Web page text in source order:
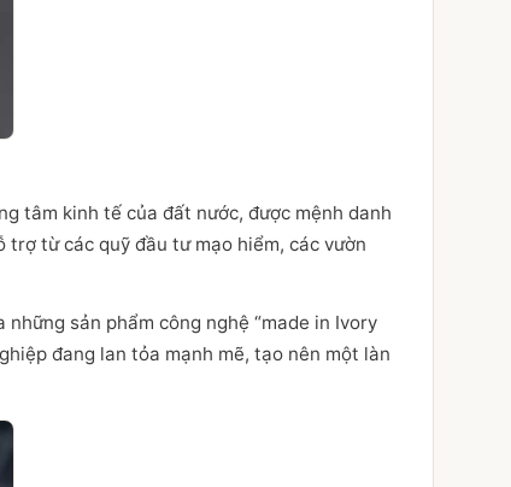
tâm kinh tế của đất nước, được mệnh danh
trợ từ các quỹ đầu tư mạo hiểm, các vườn
sản phẩm công nghệ “made in Ivory
đang lan tỏa mạnh mẽ, tạo nên một làn